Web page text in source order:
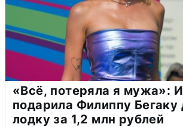
«Всё, потеряла я мужа»:
подарила Филиппу
лодку за 1,2 млн рублей